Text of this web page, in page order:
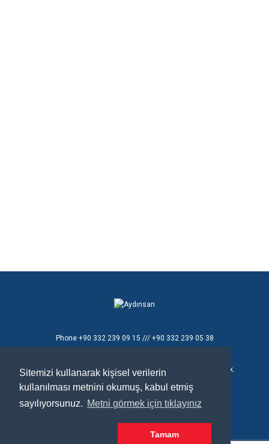
Sitemizi kullanarak kişisel verilerin
kullanılması metnini okumuş, kabul etmiş
sayılıyorsunuz. Metni görmek için tıklayınız
Tamam
Phone+90 332 239 09 15 /// +90 332 239 05 38
Konya Organize Sanayi Bölgesi T.Ziyaeddin Cad. 8 No'lu Sok.
Selçuklu / Konya / TÜRKİYE